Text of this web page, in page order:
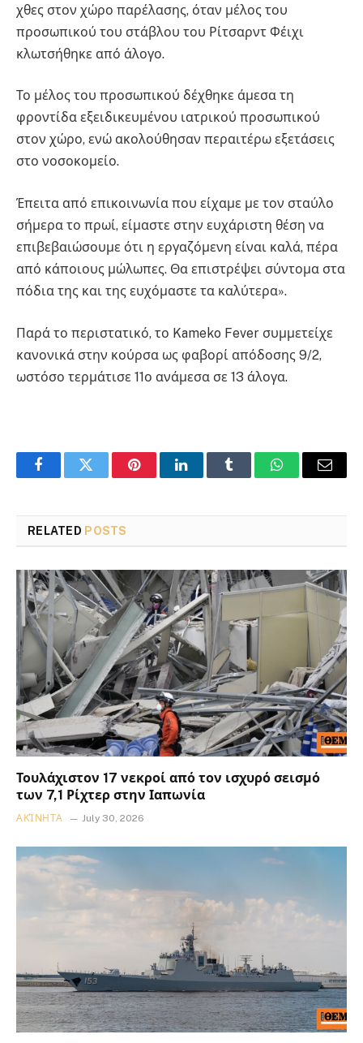
χθες στον χώρο παρέλασης, όταν μέλος του
προσωπικού του στάβλου του Ρίτσαρντ Φέιχι
κλωτσήθηκε από άλογο.
Το μέλος του προσωπικού δέχθηκε άμεσα τη
φροντίδα εξειδικευμένου ιατρικού προσωπικού
στον χώρο, ενώ ακολούθησαν περαιτέρω εξετάσεις
στο νοσοκομείο.
Έπειτα από επικοινωνία που είχαμε με τον σταύλο
σήμερα το πρωί, είμαστε στην ευχάριστη θέση να
επιβεβαιώσουμε ότι η εργαζόμενη είναι καλά, πέρα
από κάποιους μώλωπες. Θα επιστρέψει σύντομα στα
πόδια της και της ευχόμαστε τα καλύτερα».
Παρά το περιστατικό, το Kameko Fever συμμετείχε
κανονικά στην κούρσα ως φαβορί απόδοσης 9/2,
ωστόσο τερμάτισε 11ο ανάμεσα σε 13 άλογα.
FacebookTwitter PinterestLinkedInTumblr WhatsAppEmail
RELATED POSTS
Τουλάχιστον 17 νεκροί από τον ισχυρό σεισμό
των 7,1 Ρίχτερ στην Ιαπωνία
ΑΚΊΝΗΤΑ July 30, 2026